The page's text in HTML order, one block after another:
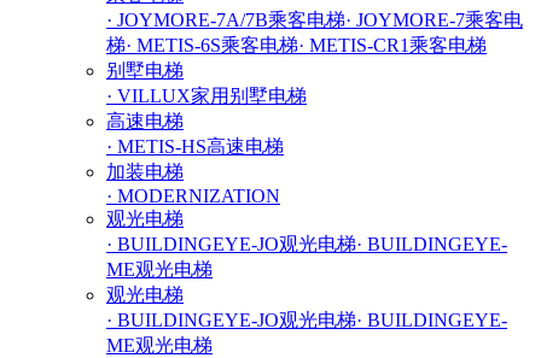
· JOYMORE-7A/7B乘客电梯· JOYMORE-7乘客电
梯· METIS-6S乘客电梯· METIS-CR1乘客电梯
别墅电梯
· VILLUX家用别墅电梯
高速电梯
· METIS-HS高速电梯
加装电梯
· MODERNIZATION
观光电梯
· BUILDINGEYE-JO观光电梯· BUILDINGEYE-
ME观光电梯
观光电梯
· BUILDINGEYE-JO观光电梯· BUILDINGEYE-
ME观光电梯